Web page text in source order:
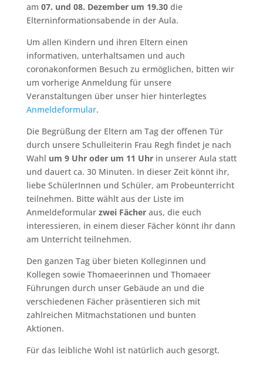
am 07. und 08. Dezember um 19.30die
Elterninformationsabende in der Aula.
Um allen Kindern und ihren Eltern einen
informativen, unterhaltsamen und auch
coronakonformen Besuch zu ermöglichen, bitten wir
um vorherige Anmeldung für unsere
Veranstaltungen über unser hier hinterlegtes
Anmeldeformular.
Die Begrüßung der Eltern am Tag der offenen Tür
durch unsere Schulleiterin Frau Regh findet je nach
Wahl um 9 Uhr oder um 11 Uhrin unserer Aula statt
und dauert ca. 30 Minuten. In dieser Zeit könnt ihr,
liebe SchülerInnen und Schüler, am Probeunterricht
teilnehmen. Bitte wählt aus der Liste im
Anmeldeformular zwei Fächer aus, die euch
interessieren, in einem dieser Fächer könnt ihr dann
am Unterricht teilnehmen.
Den ganzen Tag über bieten Kolleginnen und
Kollegen sowie Thomaeerinnen und Thomaeer
Führungen durch unser Gebäude an und die
verschiedenen Fächer präsentieren sich mit
zahlreichen Mitmachstationen und bunten
Aktionen.
Für das leibliche Wohl ist natürlich auch gesorgt.